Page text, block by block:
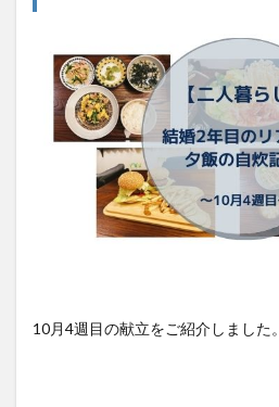
10月4週目の献立をご紹介しました。